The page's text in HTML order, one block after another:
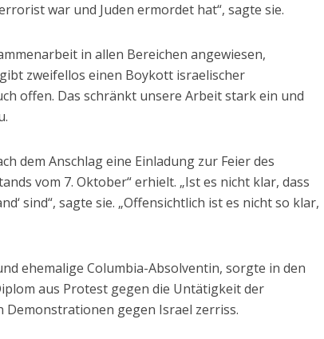
war und Juden ermordet hat“, sagte sie.
in allen Bereichen angewiesen,
zweifellos einen Boykott israelischer
offen. Das schränkt unsere Arbeit stark ein und
dem Anschlag eine Einladung zur Feier des
vom 7. Oktober“ erhielt. „Ist es nicht klar, dass
sind“, sagte sie. „Offensichtlich ist es nicht so klar,
ehemalige Columbia-Absolventin, sorgte in den
aus Protest gegen die Untätigkeit der
gegen Israel zerriss.